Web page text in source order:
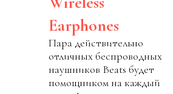
Earphones
Пара действительно
отличных беспроводных
наушников Beats будет
помощником на каждый